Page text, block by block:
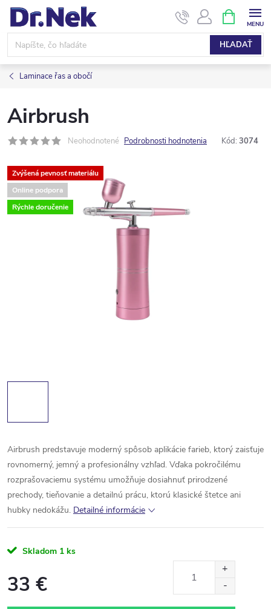
Prejsť
obsah
HĽADAŤ
KOŠÍK
Laminace řas a obočí
Airbrush
Neohodnotené Podrobnosti hodnotenia Kód: 3074
Zvýšená pevnosť materiálu
Online podpora
Rýchle doručenie
Airbrush predstavuje moderný spôsob aplikácie farieb, ktorý zaisťuje
rovnomerný, jemný a profesionálny vzhľad. Vďaka pokročilému
rozprašovaciemu systému umožňuje dosiahnuť prirodzené
prechody, tieňovanie a detailnú prácu, ktorú klasické štetce ani
hubky nedokážu. Detailné informácie
Skladom 1 ks
33 €